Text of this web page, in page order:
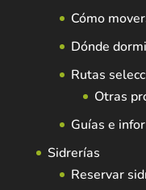
Cómo
Dónde
Rutas
Otras
Guías e
Sidrerías
Reservar